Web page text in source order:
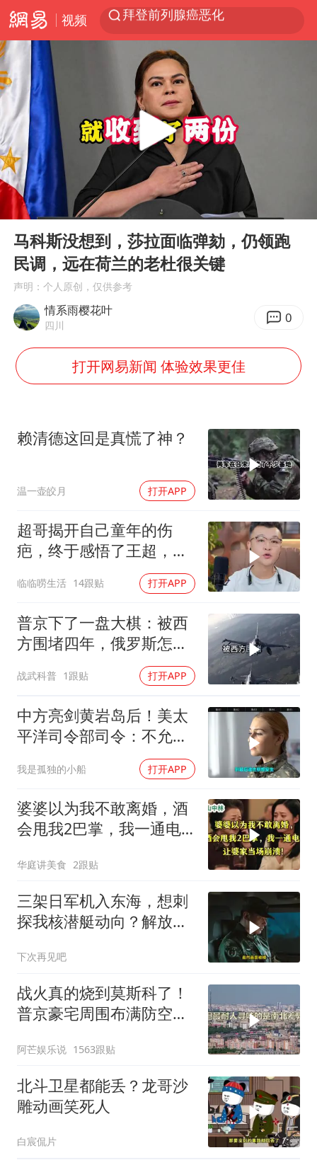
视频
“白海豚”逼近浙闽沿海
光影经济撬动暑期消费新蓝海
“伊斯兰版北约”出现
外国游客的“中国游三件套”火了
上海大部迎大暴雨
以军士兵把枪口对准中国记者
2026年7月份居民消费价格同比上涨0.5%
方桃子代言广告视频已下架
辽宁省深化扫黑除恶专项斗争
WTT横滨冠军赛女单四强国乒占三席
浙江省发出今年第2号指挥长令
生产也能“拼单”了
央视新主播李秋莹孙亚鹏亮相
情侣在平潭拍日出时坠崖致一死一伤
Play
00:00
马科斯没想到，莎拉面临弹劾，仍领跑
民调，远在荷兰的老杜很关键
声明：个人原创，仅供参考
情系雨樱花叶
四川 0
打开网易新闻 体验效果更佳
赖清德这回是真慌了神？
温一壶皎月 打开APP
超哥揭开自己童年的伤
疤，终于感悟了王超，他
决定接妈妈回来养老
临临唠生活 14跟贴 打开APP
普京下了一盘大棋：被西
方围堵四年，俄罗斯怎么
反倒打出了国运翻盘？
战武科普 1跟贴 打开APP
中方亮剑黄岩岛后！美太
平洋司令部司令：不允许
我是孤独的小船 打开APP
婆婆以为我不敢离婚，酒
会甩我2巴掌，我一通电
华庭讲美食 2跟贴
三架日军机入东海，想刺
探我核潜艇动向？解放军
下次再见吧
战火真的烧到莫斯科了！
普京豪宅周围布满防空
阿芒娱乐说 1563跟贴
北斗卫星都能丢？龙哥沙
雕动画笑死人
白宸侃片